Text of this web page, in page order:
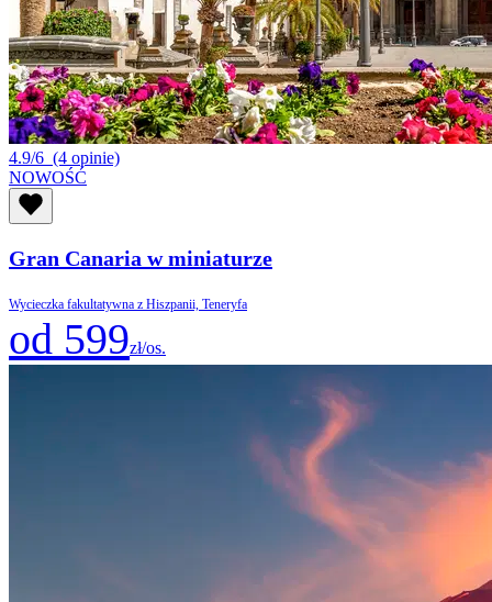
4.9/6 (4 opinie)
NOWOŚĆ
Gran Canaria w miniaturze
Wycieczka fakultatywna z Hiszpanii, Teneryfa
od 599zł/os.